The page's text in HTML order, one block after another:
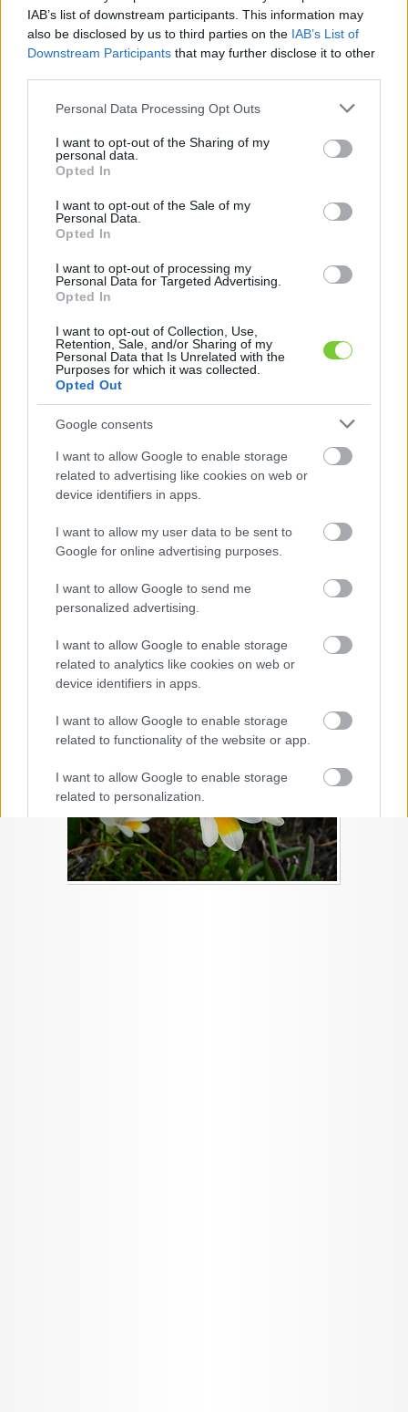
IAB’s list of downstream participants. This information may
also be disclosed by us to third parties on the IAB’s List of
Downstream Participants that may further disclose it to other
Please note that this website/app uses one or more Google
not limited to your visit or usage behaviour. You may click to
grant or deny consent to Google and its third-party tags to
use your data for below specified purposes in below Google
consent section.
Personal Data Processing Opt Outs
I want to opt-out of the Sharing of my
personal data.
Opted In
I want to opt-out of the Sale of my
Personal Data.
Opted In
I want to opt-out of processing my
Personal Data for Targeted Advertising.
Opted In
I want to opt-out of Collection, Use,
Retention, Sale, and/or Sharing of my
Personal Data that Is Unrelated with the
Purposes for which it was collected.
Opted Out
Google consents
I want to allow Google to enable storage
related to advertising like cookies on web or
device identifiers in apps.
I want to allow my user data to be sent to
Google for online advertising purposes.
I want to allow Google to send me
personalized advertising.
I want to allow Google to enable storage
related to analytics like cookies on web or
device identifiers in apps.
I want to allow Google to enable storage
related to functionality of the website or app.
I want to allow Google to enable storage
related to personalization.
I want to allow Google to enable storage
related to security, including authentication
functionality and fraud prevention, and other
Felhasználónév
Jelszó
Elfelejtette jelszavát?
Bejelentkezés
faiskola.hu
Kertészeti, kerti termékek és szolgáltatások térképes
KERTÉSZ ÉS KERTÉSZET REGISZTRÁCIÓ
Frézia (Freesia sp.
Magassága: 30 cm; virága: aranysárga, lila, illatos;
(júliustól augusztusig); napos, védett termőhely; nem
fagytűrő; ültetés: áprilisban/májusban 5 cm mélyre.
Nősziromfélék (Iridaceae)
A szabadban élő frézia gumóit a termesztő készíti elő
évig tudunk örvendezni a virágának. Kiültetésig meleg,
szobahőmérsékletű környezetben tároljuk. A fréziák
kertünkbe. Napos, védett és jól melegedő talajokat
igényelnek.